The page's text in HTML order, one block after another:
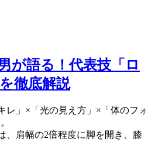
が語る！代表技「ロ
徹底解説
レ」×「光の見え方」×「体のフォ
、肩幅の2倍程度に脚を開き、膝